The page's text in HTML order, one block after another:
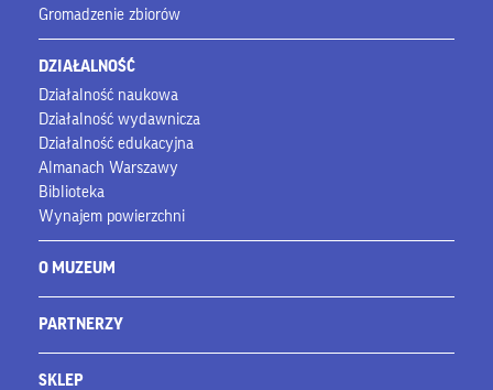
Gromadzenie zbiorów
DZIAŁALNOŚĆ
Działalność naukowa
Działalność wydawnicza
Działalność edukacyjna
Almanach Warszawy
Biblioteka
Wynajem powierzchni
O MUZEUM
PARTNERZY
SKLEP